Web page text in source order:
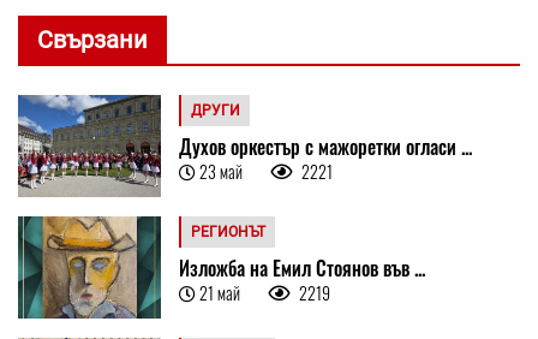
Свързани
ДРУГИ
Духов оркестър с мажоретки огласи ...
23 май 2221
РЕГИОНЪТ
Изложба на Емил Стоянов във ...
21 май 2219